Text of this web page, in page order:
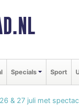
Specials Sport
& 27 juli met